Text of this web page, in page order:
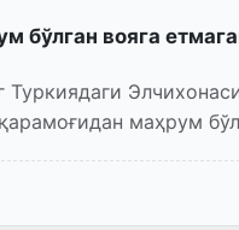
бўлган вояга
Туркиядаги
маҳрум